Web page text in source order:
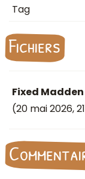
Tag
Fichiers
Fixed Madden
(20 mai 2026,